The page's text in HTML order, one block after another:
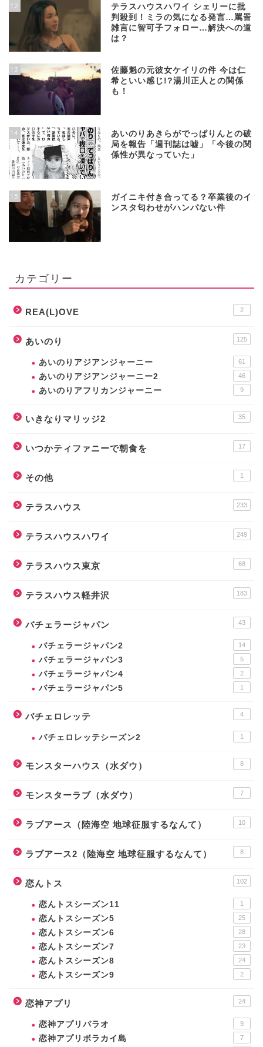
12
テラスハウスハワイ シェリーに批
判殺到！ミラの気になる発言…罵詈
雑言に智可子フォロー…解決への道
は？
13
佐藤魁の元彼女ケイリの件 今は仁
希といい感じ!?湯川正人との関係
も！
14
あいのりあきらがでっぱりんとの破
局を報告「週刊誌は嘘」「今後の関
係性が異なっていた」
15
ガイニキ付き合ってる？卒業後のイ
ンスタ匂わせがハンパない件
カテゴリー
REA(L)OVE 2
あいのり 125
あいのりアジアンジャーニー 61
あいのりアジアンジャーニー2 46
あいのりアフリカンジャーニー 9
いきなりマリッジ2 35
いつかティファニーで朝食を 17
その他 1
テラスハウス 233
テラスハウスハワイ 249
テラスハウス東京 68
テラスハウス軽井沢 183
バチェラージャパン 43
バチェラージャパン2 14
バチェラージャパン3 5
バチェラージャパン4 2
バチェラージャパン5 1
バチェロレッテ 4
バチェロレッテシーズン2 1
モンスターハウス（水ダウ） 8
モンスターラブ（水ダウ） 7
ラブアース（陸海空 地球征服するなんて） 10
ラブアース2（陸海空 地球征服するなんて） 8
恋んトス 102
恋んトスシーズン11 1
恋んトスシーズン5 25
恋んトスシーズン6 28
恋んトスシーズン7 23
恋んトスシーズン8 24
恋んトスシーズン9 2
恋神アプリ 24
恋神アプリパラオ 9
恋神アプリボラカイ島 7